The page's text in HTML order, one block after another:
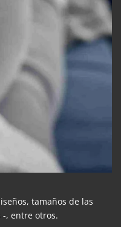
tamaños de las
-, entre otros.